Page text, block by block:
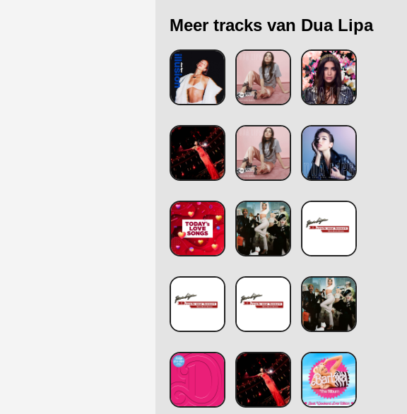
Meer tracks van Dua Lipa